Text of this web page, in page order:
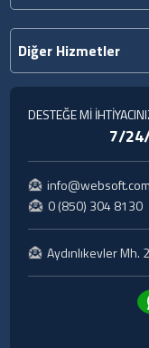
Diğer Hizmetler
DESTEĞE Mİ
7/
0 (850) 304 8130
Aydınlıkevler Mh.